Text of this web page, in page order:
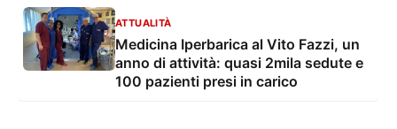
ATTUALITÀ
Medicina Iperbarica al Vito Fazzi, un
anno di attività: quasi 2mila sedute e
100 pazienti presi in carico